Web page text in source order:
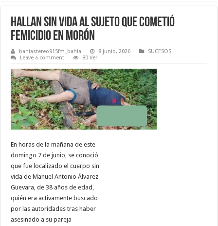
HALLAN SIN VIDA AL SUJETO QUE COMETIÓ
FEMICIDIO EN MORÓN
bahiastereo915fm_bahia 8 junio, 2026
SUCESOS
Leave a comment
80 Ver
En horas de la mañana de este
domingo 7 de junio, se conoció
que fue localizado el cuerpo sin
vida de Manuel Antonio Álvarez
Guevara, de 38 años de edad,
quién era activamente buscado
por las autoridades tras haber
asesinado a su pareja